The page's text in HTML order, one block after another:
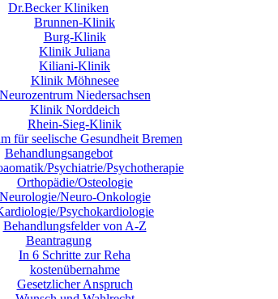
Dr.Becker Kliniken
Brunnen-Klinik
Burg-Klinik
Klinik Juliana
Kiliani-Klinik
Klinik Möhnesee
Neurozentrum Niedersachsen
Klinik Norddeich
Rhein-Sieg-Klinik
für seelische Gesundheit Bremen
Behandlungsangebot
Psychiatrie/Psychotherapie
Orthopädie/Osteologie
Neurologie/Neuro-Onkologie
Psychokardiologie
Behandlungsfelder von A-Z
Beantragung
In 6 Schritte zur Reha
kostenübernahme
Gesetzlicher Anspruch